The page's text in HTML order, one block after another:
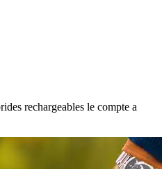
rechargeables le compte a